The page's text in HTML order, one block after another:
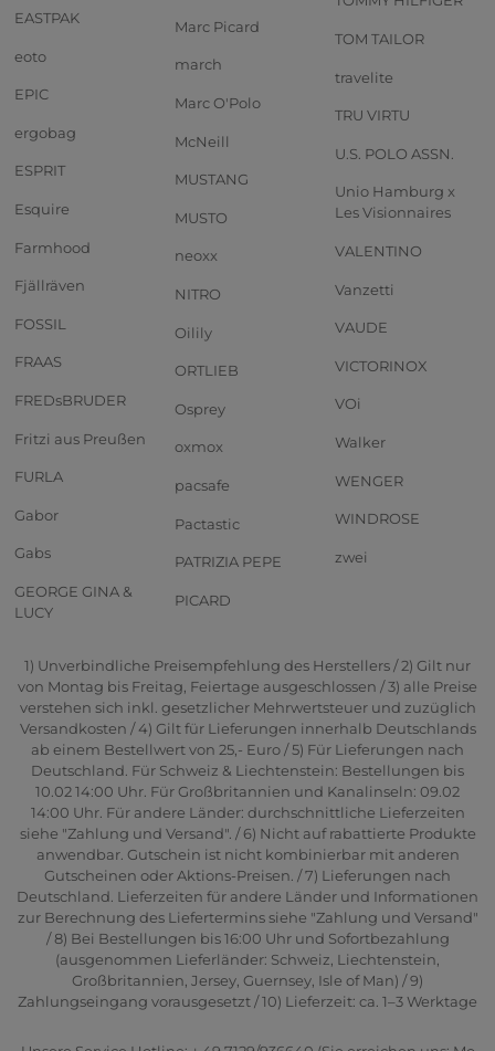
EASTPAK
eoto
EPIC
ergobag
ESPRIT
Esquire
Farmhood
Fjällräven
FOSSIL
FRAAS
FREDsBRUDER
Fritzi aus Preußen
FURLA
Gabor
Gabs
GEORGE GINA &
LUCY
Marc Picard
march
Marc O'Polo
McNeill
MUSTANG
MUSTO
neoxx
NITRO
Oilily
ORTLIEB
Osprey
oxmox
pacsafe
Pactastic
PATRIZIA PEPE
PICARD
TOM TAILOR
travelite
TRU VIRTU
U.S. POLO ASSN.
Unio Hamburg x
Les Visionnaires
VALENTINO
Vanzetti
VAUDE
VICTORINOX
VOi
Walker
WENGER
WINDROSE
zwei
1) Unverbindliche Preisempfehlung des Herstellers / 2) Gilt nur
von Montag bis Freitag, Feiertage ausgeschlossen / 3) alle Preise
verstehen sich inkl. gesetzlicher Mehrwertsteuer und zuzüglich
Versandkosten / 4) Gilt für Lieferungen innerhalb Deutschlands
ab einem Bestellwert von 25,- Euro / 5) Für Lieferungen nach
Deutschland. Für Schweiz & Liechtenstein: Bestellungen bis
10.02 14:00 Uhr. Für Großbritannien und Kanalinseln: 09.02
14:00 Uhr. Für andere Länder: durchschnittliche Lieferzeiten
siehe "Zahlung und Versand". / 6) Nicht auf rabattierte Produkte
anwendbar. Gutschein ist nicht kombinierbar mit anderen
Gutscheinen oder Aktions-Preisen. / 7) Lieferungen nach
Deutschland. Lieferzeiten für andere Länder und Informationen
zur Berechnung des Liefertermins siehe "Zahlung und Versand"
/ 8) Bei Bestellungen bis 16:00 Uhr und Sofortbezahlung
(ausgenommen Lieferländer: Schweiz, Liechtenstein,
Großbritannien, Jersey, Guernsey, Isle of Man) / 9)
Zahlungseingang vorausgesetzt / 10) Lieferzeit: ca. 1–3 Werktage